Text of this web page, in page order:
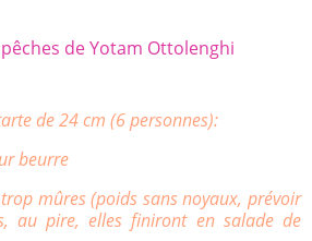
de 24 cm (6 personnes):
beurre
mûres (poids sans noyaux, prévoir
au pire, elles finiront en salade de